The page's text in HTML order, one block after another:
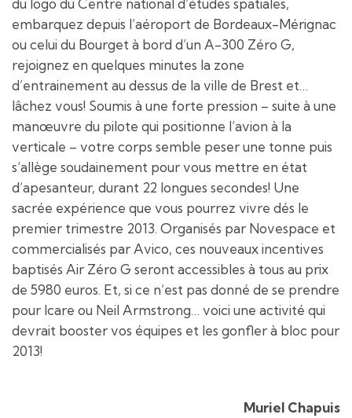
du logo du Centre national d’études spatiales,
embarquez depuis l’aéroport de Bordeaux-Mérignac
ou celui du Bourget à bord d’un A-300 Zéro G,
rejoignez en quelques minutes la zone
d’entrainement au dessus de la ville de Brest et…
lâchez vous! Soumis à une forte pression – suite à une
manœuvre du pilote qui positionne l’avion à la
verticale – votre corps semble peser une tonne puis
s’allège soudainement pour vous mettre en état
d’apesanteur, durant 22 longues secondes! Une
sacrée expérience que vous pourrez vivre dés le
premier trimestre 2013. Organisés par Novespace et
commercialisés par Avico, ces nouveaux incentives
baptisés Air Zéro G seront accessibles à tous au prix
de 5980 euros. Et, si ce n’est pas donné de se prendre
pour Icare ou Neil Armstrong… voici une activité qui
devrait booster vos équipes et les gonfler à bloc pour
2013!
Muriel Chapuis